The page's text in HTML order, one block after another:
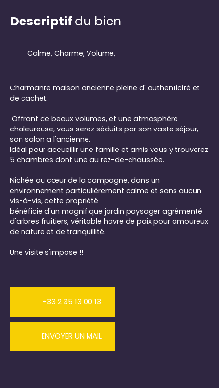
Descriptif du bien
Calme, Charme, Volume,
Charmante maison ancienne pleine d' authenticité et
de cachet.
Offrant de beaux volumes, et une atmosphère
chaleureuse, vous serez séduits par son vaste séjour,
son salon a l'ancienne.
Idéal pour accueillir une famille et amis vous y trouverez
5 chambres dont une au rez-de-chaussée.
Nichée au cœur de la campagne, dans un
environnement particulièrement calme et sans aucun
vis-à-vis, cette propriété
bénéficie d'un magnifique jardin paysager agrémenté
d'arbres fruitiers, véritable havre de paix pour amoureux
de nature et de tranquillité.
Une visite s'impose !!
+33 2 35 13 00 13
ENVOYER UN MAIL